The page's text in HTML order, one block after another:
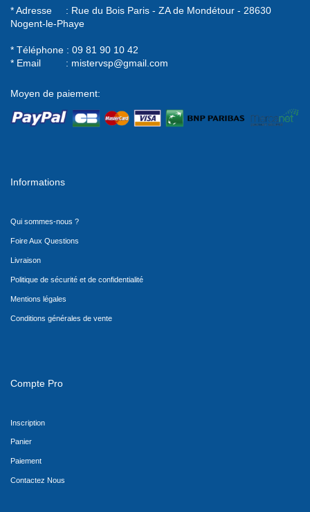
* Adresse : Rue du Bois Paris - ZA de Mondétour - 28630
Nogent-le-Phaye
* Téléphone : 09 81 90 10 42
* Email : mistervsp@gmail.com
Moyen de paiement:
Informations
Qui sommes-nous ?
Foire Aux Questions
Livraison
Politique de sécurité et de confidentialité
Mentions légales
Conditions générales de vente
Compte Pro
Inscription
Panier
Paiement
Contactez Nous